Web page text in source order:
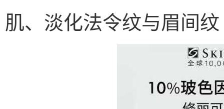
肌、淡化法令纹与眉间